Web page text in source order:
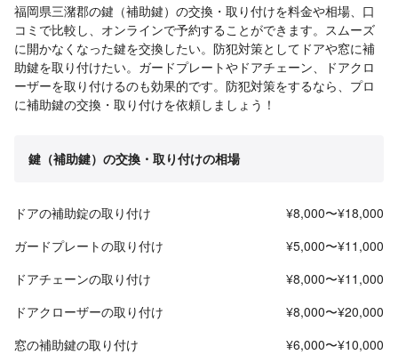
福岡県三潴郡の鍵（補助鍵）の交換・取り付けを料金や相場、口
コミで比較し、オンラインで予約することができます。スムーズ
に開かなくなった鍵を交換したい。防犯対策としてドアや窓に補
助鍵を取り付けたい。ガードプレートやドアチェーン、ドアクロ
ーザーを取り付けるのも効果的です。防犯対策をするなら、プロ
に補助鍵の交換・取り付けを依頼しましょう！
鍵（補助鍵）の交換・取り付けの相場
ドアの補助錠の取り付け
¥8,000〜¥18,000
ガードプレートの取り付け
¥5,000〜¥11,000
ドアチェーンの取り付け
¥8,000〜¥11,000
ドアクローザーの取り付け
¥8,000〜¥20,000
窓の補助鍵の取り付け
¥6,000〜¥10,000